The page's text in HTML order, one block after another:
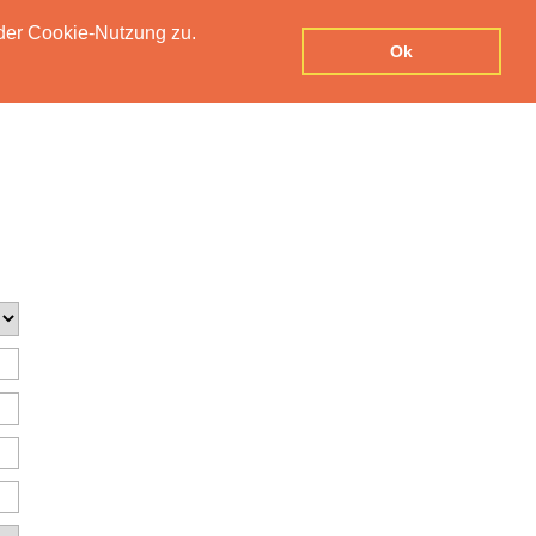
Cookie-Nutzung zu.
Ok
IMPRESSUM KONTAKT